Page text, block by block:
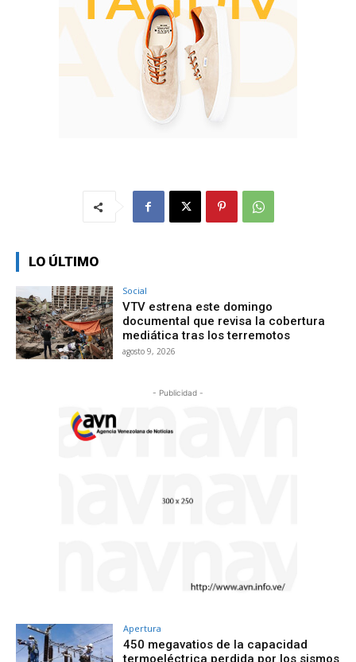
LO ÚLTIMO
Social
VTV estrena este domingo
documental que revisa la cobertura
mediática tras los terremotos
agosto 9, 2026
- Publicidad -
Apertura
450 megavatios de la capacidad
termoeléctrica perdida por los sismos